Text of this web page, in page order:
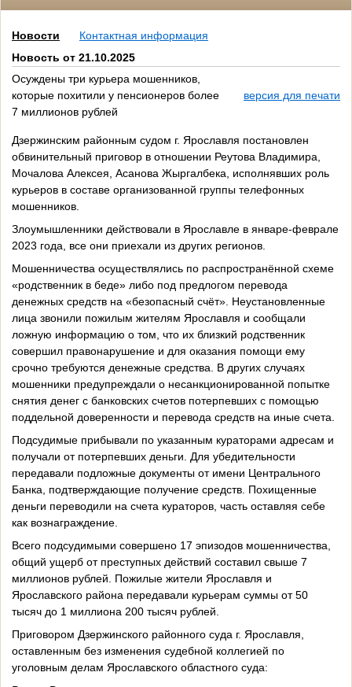
Новости
Контактная информация
Новость от 21.10.2025
Осуждены три курьера мошенников,
которые похитили у пенсионеров более
7 миллионов рублей
версия для печати
Дзержинским районным судом г. Ярославля постановлен
обвинительный приговор в отношении Реутова Владимира,
Мочалова Алексея, Асанова Жыргалбека, исполнявших роль
курьеров в составе организованной группы телефонных
мошенников.
Злоумышленники действовали в Ярославле в январе-феврале
2023 года, все они приехали из других регионов.
Мошенничества осуществлялись по распространённой схеме
«родственник в беде» либо под предлогом перевода
денежных средств на «безопасный счёт». Неустановленные
лица звонили пожилым жителям Ярославля и сообщали
ложную информацию о том, что их близкий родственник
совершил правонарушение и для оказания помощи ему
срочно требуются денежные средства. В других случаях
мошенники предупреждали о несанкционированной попытке
снятия денег с банковских счетов потерпевших с помощью
поддельной доверенности и перевода средств на иные счета.
Подсудимые прибывали по указанным кураторами адресам и
получали от потерпевших деньги. Для убедительности
передавали подложные документы от имени Центрального
Банка, подтверждающие получение средств. Похищенные
деньги переводили на счета кураторов, часть оставляя себе
как вознаграждение.
Всего подсудимыми совершено 17 эпизодов мошенничества,
общий ущерб от преступных действий составил свыше 7
миллионов рублей. Пожилые жители Ярославля и
Ярославского района передавали курьерам суммы от 50
тысяч до 1 миллиона 200 тысяч рублей.
Приговором Дзержинского районного суда г. Ярославля,
оставленным без изменения судебной коллегией по
уголовным делам Ярославского областного суда: